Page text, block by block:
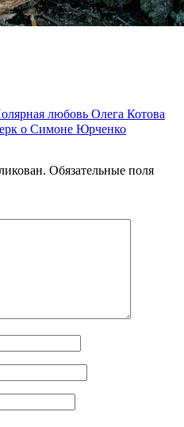
любовь Олега Котова
о Симоне Юрченко
Обязательные поля